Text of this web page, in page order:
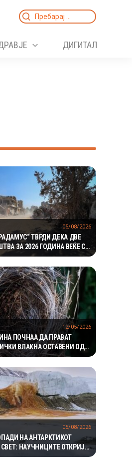
Search
ДИГИТАЛ
ТВРДИ ДЕКА ДВЕ
ЗА 2026 ГОДИНА ВЕЌЕ СЕ
ПРЕДУПРЕДУВА НА ТРЕТО
05/08/2026
ПОЧНАА ДА ПРАВАТ
ВЛАКНА ОСТАВЕНИ ОД
12/05/2026
НА АНТАРКТИКОТ
СВЕТ: НАУЧНИЦИТЕ ОТКРИЈА
ПОВЕЌЕ ОД 1,5
05/08/2026